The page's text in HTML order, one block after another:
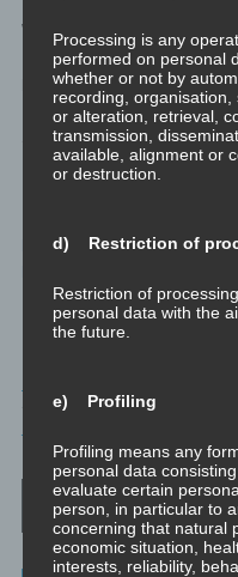
Wunsch nach Veränderung
Es gibt also genau eine
Machiavellisten,
Sie sind vollständig aus
Kein Kontakt, kein Treffen,
Lösche sie aus deinem
TAGGED OPFER,TÄTER
Post
Processing is any
performed on personal
whether or not by
recording,
or alteration, retrieval,
transmission,
available, alignment or
or destruction.
d) Restriction of
Restriction of
personal data with the
the future.
e) Profiling
Profiling means any
personal data
evaluate certain
person, in particular to
concerning that natural
economic situation,
interests, reliability,